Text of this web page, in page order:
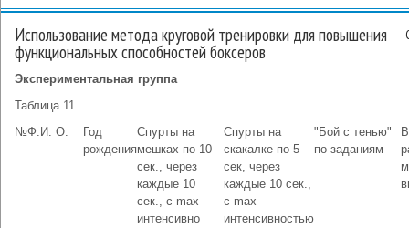
Использование метода круговой тренировки для повышения
функциональных способностей боксеров
Экспериментальная группа
Таблица 11.
№Ф.И. О.
Год
рождения
Спурты на
мешках по 10
сек., через
каждые 10
сек., с max
интенсивно
Спурты на
скакалке по 5
сек, через
каждые 10 сек.,
с max
интенсивностью
"Бой с тенью"
по заданиям